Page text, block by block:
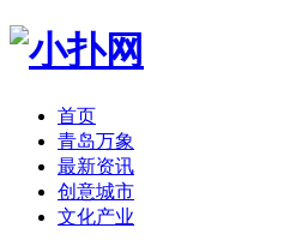
首页
青岛万象
最新资讯
创意城市
文化产业